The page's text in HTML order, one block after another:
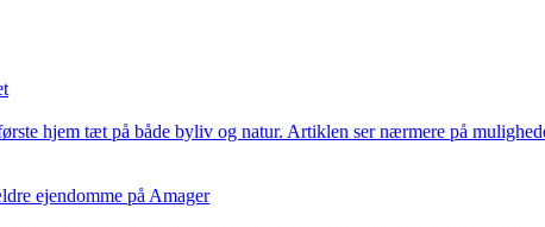
hjem tæt på både byliv og natur. Artiklen ser nærmere på
ejendomme på Amager